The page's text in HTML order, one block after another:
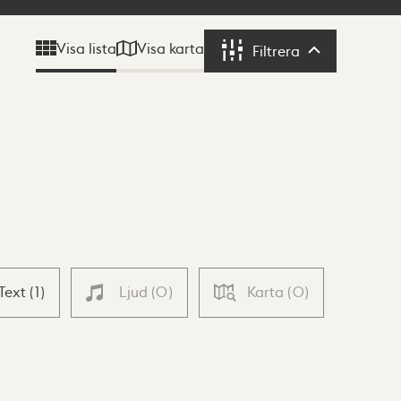
Visa lista Visa karta Filtrera Filtrera
(1) Ljud (0) Karta (0)